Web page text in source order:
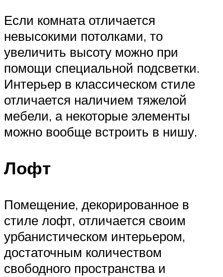
Если комната отличается
невысокими потолками, то
увеличить высоту можно при
помощи специальной подсветки.
Интерьер в классическом стиле
отличается наличием тяжелой
мебели, а некоторые элементы
можно вообще встроить в нишу.
Лофт
Помещение, декорированное в
стиле лофт, отличается своим
урбанистическом интерьером,
достаточным количеством
свободного пространства и